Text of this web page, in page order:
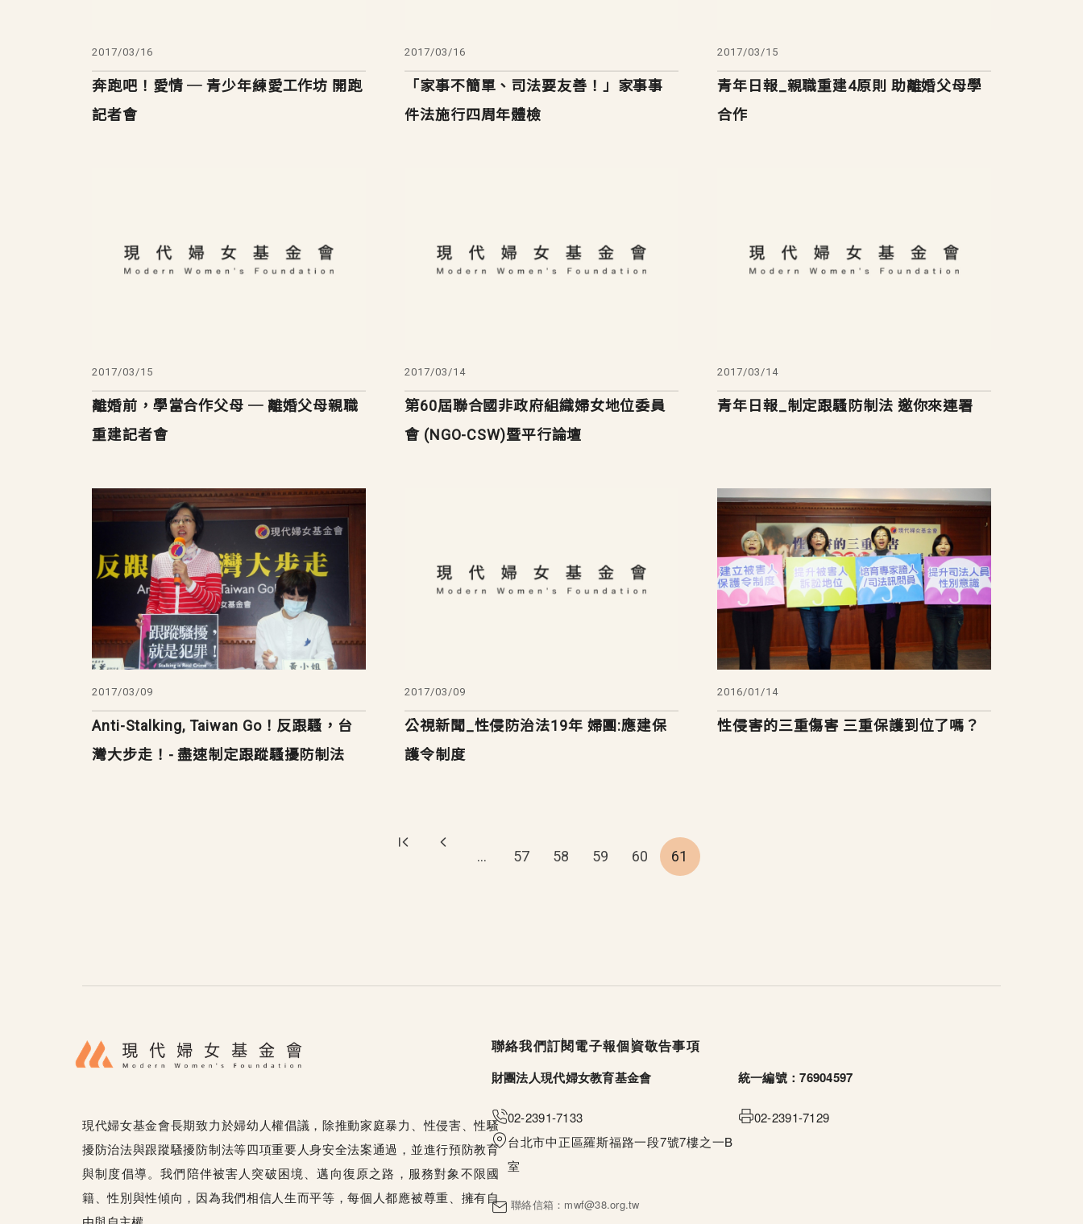
2017/03/16
奔跑吧！愛情 ─ 青少年練愛工作坊 開跑
記者會
2017/03/16
「家事不簡單、司法要友善！」家事事
件法施行四周年體檢
2017/03/15
青年日報_親職重建4原則 助離婚父母學
合作
2017/03/15
離婚前，學當合作父母 ─ 離婚父母親職
重建記者會
2017/03/14
第60屆聯合國非政府組織婦女地位委員
會 (NGO-CSW)暨平行論壇
2017/03/14
青年日報_制定跟騷防制法 邀你來連署
2017/03/09
Anti-Stalking, Taiwan Go！反跟騷，台
灣大步走！- 盡速制定跟蹤騷擾防制法
2017/03/09
公視新聞_性侵防治法19年 婦團:應建保
護令制度
2016/01/14
性侵害的三重傷害 三重保護到位了嗎？
… 57 58 59 60 61
現代婦女基金會長期致力於婦幼人權倡議，除推動家庭暴力、性侵害、性騷
擾防治法與跟蹤騷擾防制法等四項重要人身安全法案通過，並進行預防教育
與制度倡導。我們陪伴被害人突破困境、邁向復原之路，服務對象不限國
籍、性別與性傾向，因為我們相信人生而平等，每個人都應被尊重、擁有自
聯絡我們訂閱電子報個資敬告事項
財團法人現代婦女教育基金會 統一編號：76904597
02-2391-7133
02-2391-7129
台北市中正區羅斯福路一段7號7樓之一B
室
聯絡信箱： mwf@38.org.tw